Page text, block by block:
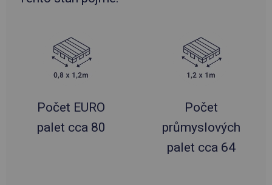
Počet EURO
palet cca 80
Počet
průmyslových
palet cca 64